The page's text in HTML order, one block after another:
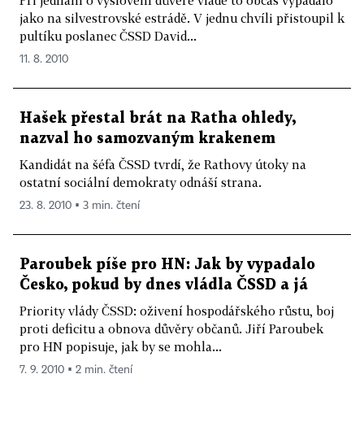
jako na silvestrovské estrádě. V jednu chvíli přistoupil k
pultíku poslanec ČSSD David...
11. 8. 2010
Hašek přestal brát na Ratha ohledy,
nazval ho samozvaným krakenem
Kandidát na šéfa ČSSD tvrdí, že Rathovy útoky na
ostatní sociální demokraty odnáší strana.
23. 8. 2010 ▪ 3 min. čtení
Paroubek píše pro HN: Jak by vypadalo
Česko, pokud by dnes vládla ČSSD a já
Priority vlády ČSSD: oživení hospodářského růstu, boj
proti deficitu a obnova důvěry občanů. Jiří Paroubek
pro HN popisuje, jak by se mohla...
7. 9. 2010 ▪ 2 min. čtení